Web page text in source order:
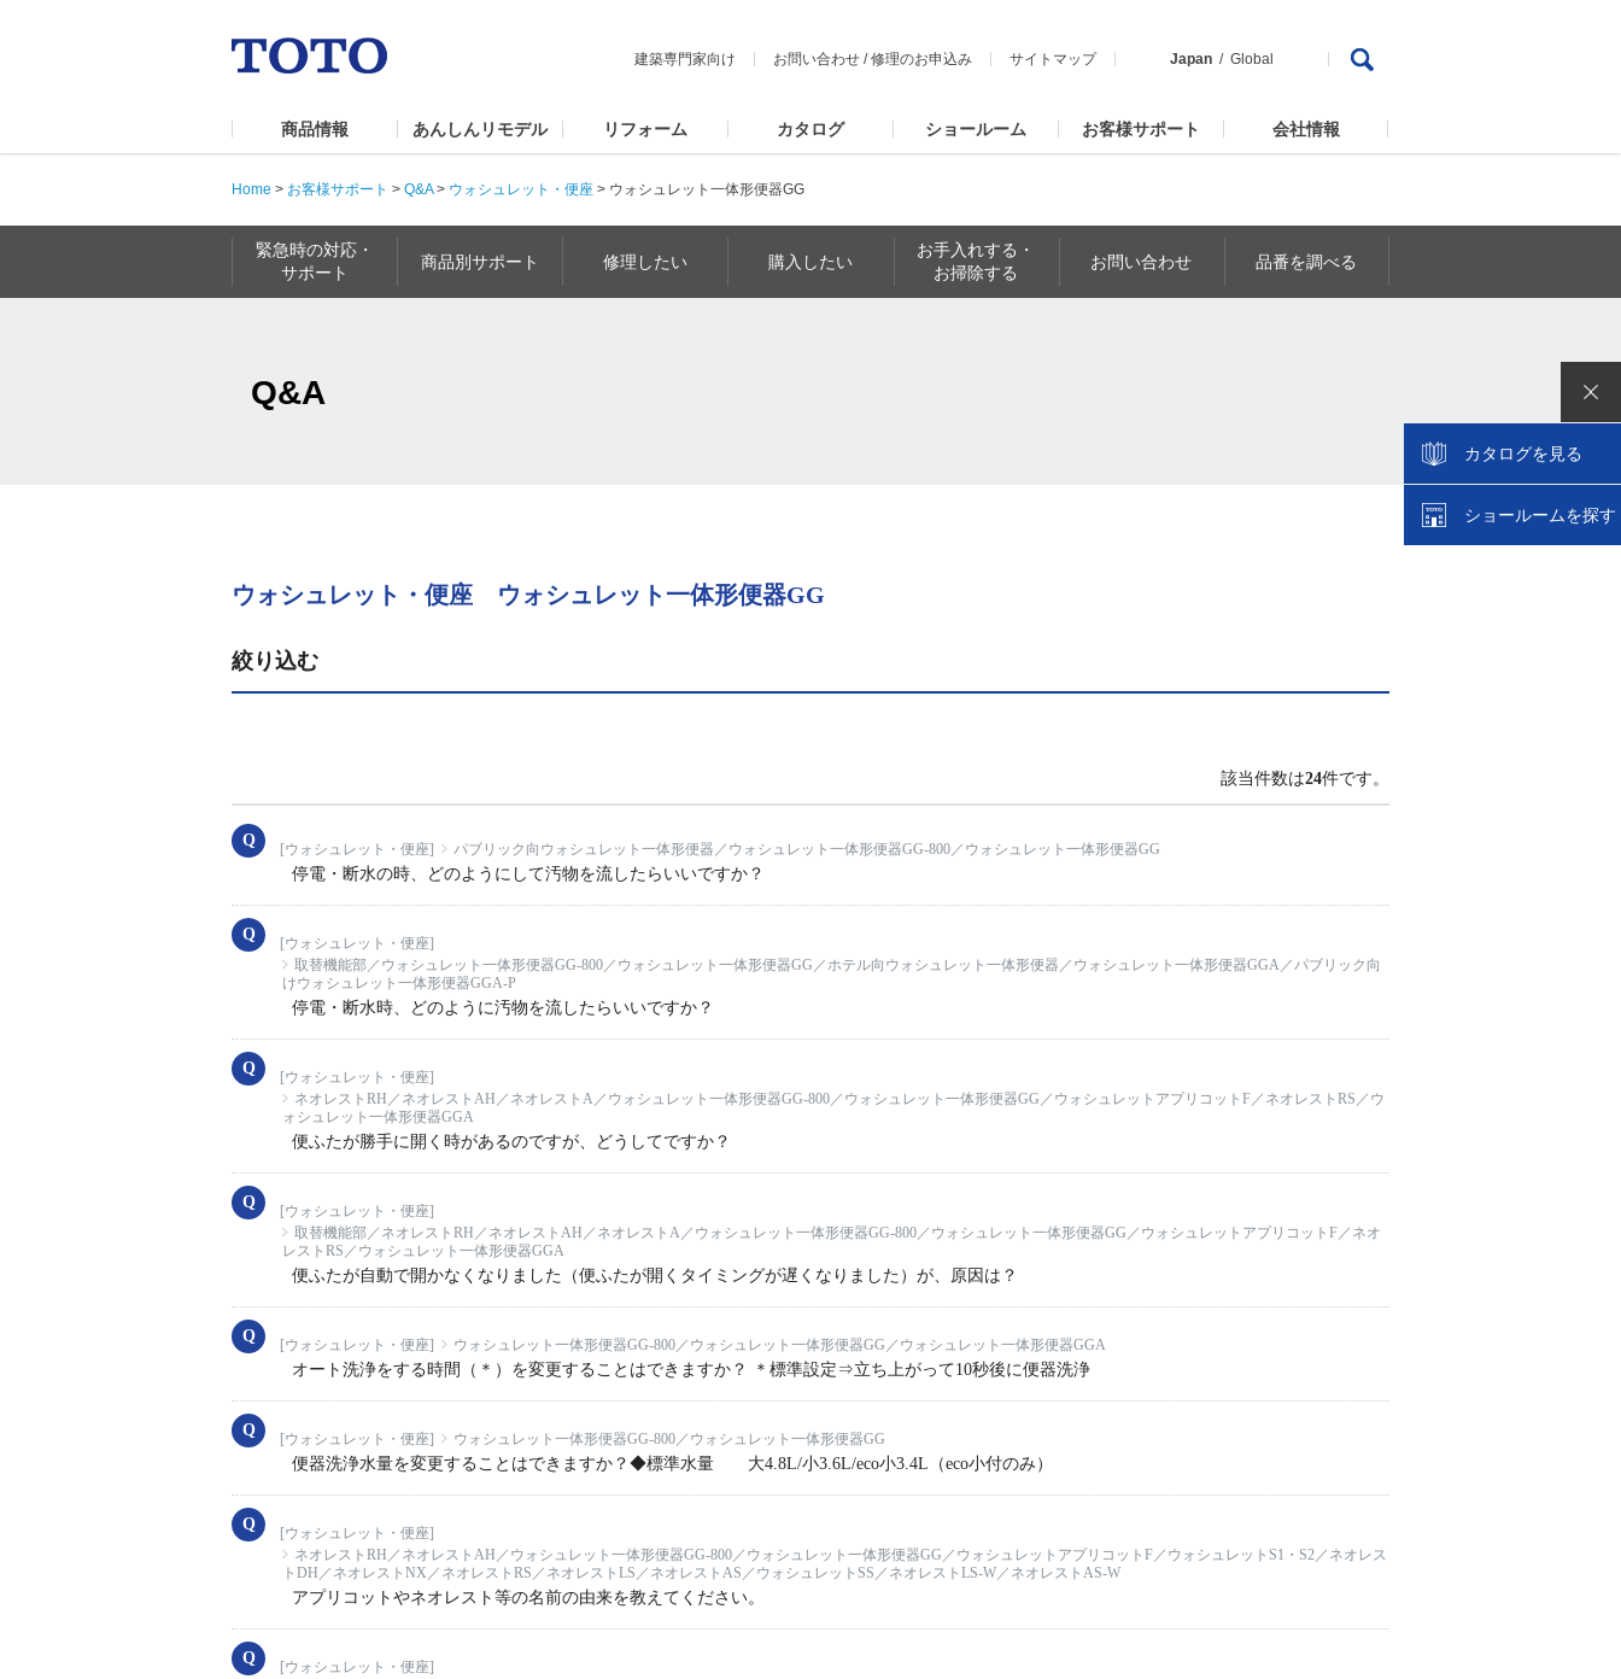
建築専門家向け お問い合わせ /修理のお申込み サイトマップ Japan Global
商品情報 あんしんリモデル リフォーム カタログ ショールーム お客様サポート 会社情報
Home > お客様サポート > Q&A> ウォシュレット・便座 > ウォシュレット一体形便器GG
緊急時の対応・
サポート
商品別サポート 修理したい 購入したい
お手入れする・
お掃除する
お問い合わせ 品番を調べる
カタログを見る
ショールームを探す
Q&A
ウォシュレット・便座 ウォシュレット一体形便器GG
絞り込む
該当件数は24件です。
[ウォシュレット・便座] パブリック向ウォシュレット一体形便器／ウォシュレット一体形便器GG-800／ウォシュレット一体形便器GG
停電・断水の時、どのようにして汚物を流したらいいですか？
[ウォシュレット・便座]
取替機能部／ウォシュレット一体形便器GG-800／ウォシュレット一体形便器GG／ホテル向ウォシュレット一体形便器／ウォシュレット一体形便器GGA／パブリック向
けウォシュレット一体形便器GGA-P
停電・断水時、どのように汚物を流したらいいですか？
[ウォシュレット・便座]
ネオレストRH／ネオレストAH／ネオレストA／ウォシュレット一体形便器GG-800／ウォシュレット一体形便器GG／ウォシュレットアプリコットF／ネオレストRS／ウ
ォシュレット一体形便器GGA
便ふたが勝手に開く時があるのですが、どうしてですか？
[ウォシュレット・便座]
取替機能部／ネオレストRH／ネオレストAH／ネオレストA／ウォシュレット一体形便器GG-800／ウォシュレット一体形便器GG／ウォシュレットアプリコットF／ネオ
レストRS／ウォシュレット一体形便器GGA
便ふたが自動で開かなくなりました（便ふたが開くタイミングが遅くなりました）が、原因は？
[ウォシュレット・便座] ウォシュレット一体形便器GG-800／ウォシュレット一体形便器GG／ウォシュレット一体形便器GGA
オート洗浄をする時間（＊）を変更することはできますか？ ＊標準設定⇒立ち上がって10秒後に便器洗浄
[ウォシュレット・便座] ウォシュレット一体形便器GG-800／ウォシュレット一体形便器GG
便器洗浄水量を変更することはできますか？◆標準水量 大4.8L/小3.6L/eco小3.4L（eco小付のみ）
[ウォシュレット・便座]
ネオレストRH／ネオレストAH／ウォシュレット一体形便器GG-800／ウォシュレット一体形便器GG／ウォシュレットアプリコットF／ウォシュレットS1・S2／ネオレス
トDH／ネオレストNX／ネオレストRS／ネオレストLS／ネオレストAS／ウォシュレットSS／ネオレストLS-W／ネオレストAS-W
アプリコットやネオレスト等の名前の由来を教えてください。
[ウォシュレット・便座]